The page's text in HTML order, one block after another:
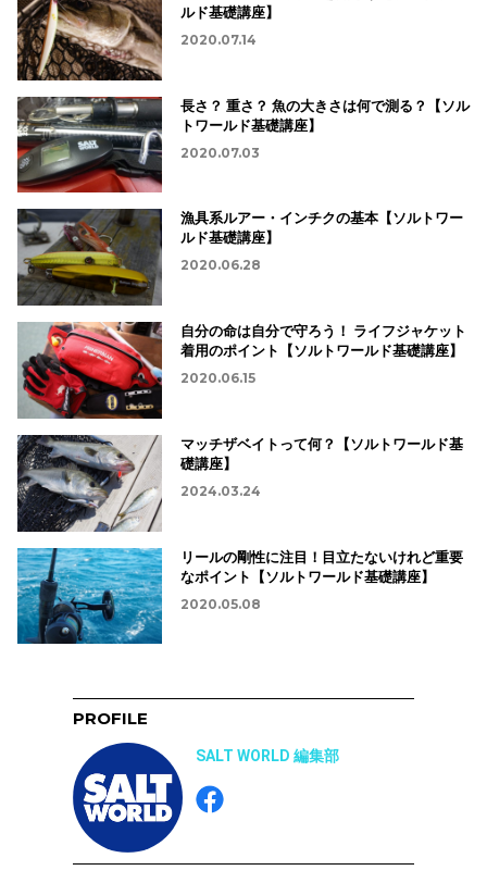
ルド基礎講座】
2020.07.14
長さ？ 重さ？ 魚の大きさは何で測る？【ソル
トワールド基礎講座】
2020.07.03
漁具系ルアー・インチクの基本【ソルトワー
ルド基礎講座】
2020.06.28
自分の命は自分で守ろう！ ライフジャケット
着用のポイント【ソルトワールド基礎講座】
2020.06.15
マッチザベイトって何？【ソルトワールド基
礎講座】
2024.03.24
リールの剛性に注目！目立たないけれど重要
なポイント【ソルトワールド基礎講座】
2020.05.08
PROFILE
SALT WORLD 編集部